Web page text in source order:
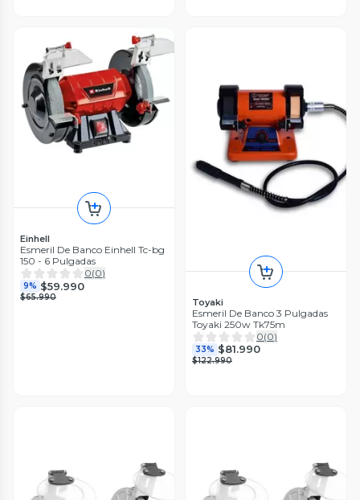
Einhell
Esmeril De Banco Einhell Tc-bg
150 - 6 Pulgadas
0(0)
9% $59.990
$65.990 Toyaki
Esmeril De Banco 3 Pulgadas
Toyaki 250w Tk75m
0(0)
33% $81.990
$122.990